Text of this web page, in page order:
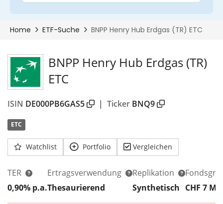
BNPP Henry Hub Erdgas (TR)
ETC
ISIN DE000PB6GAS5 | Ticker BNQ9
ETC
Watchlist Portfolio Vergleichen
TER
0,90% p.a.
Ertragsverwendung
Thesaurierend
Replikation
Synthetisch CHF 7